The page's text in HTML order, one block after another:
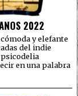
2022
cómoda y elefante
del indie
psicodelia
en una palabra